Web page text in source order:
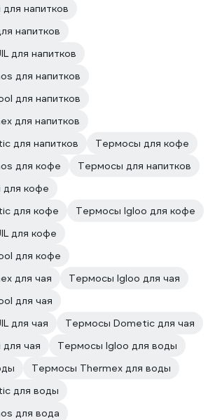
напитков
напитков
для напитков
для напитков
для напитков
для напитков
для напитков
Термосы для кофе
для кофе
Термосы для напитков
для кофе
для кофе
Термосы Igloo для кофе
для кофе
для кофе
для чая
Термосы Igloo для чая
для чая
для чая
Термосы Dometic для чая
чая
Термосы Igloo для воды
Термосы Thermex для воды
для воды
для вода